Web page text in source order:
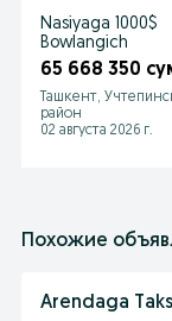
Nasiyaga 1000$
Bowlangich
65 668 350
Ташкент,
район
02 августа 2026 г.
Похожие